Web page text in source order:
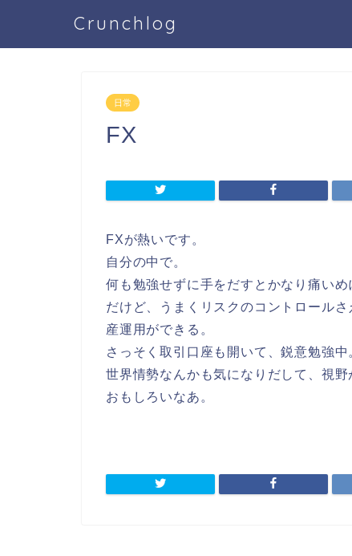
Crunchlog
日常
FX
FXが熱いです。
自分の中で。
何も勉強せずに手をだすとかなり痛いめ
だけど、うまくリスクのコントロール
産運用ができる。
さっそく取引口座も開いて、鋭意勉強中
世界情勢なんかも気になりだして、視野
おもしろいなあ。